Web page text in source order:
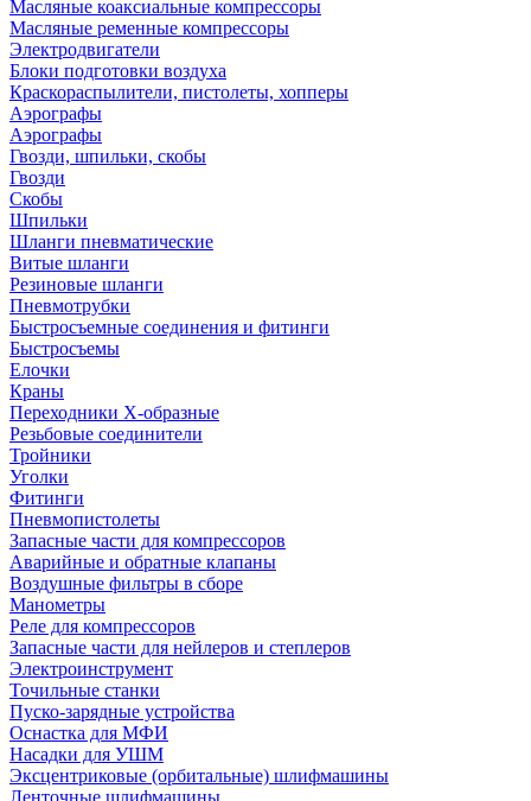
Масляные коаксиальные компрессоры
Масляные ременные компрессоры
Электродвигатели
Блоки подготовки воздуха
Краскораспылители, пистолеты, хопперы
Аэрографы
Аэрографы
Гвозди, шпильки, скобы
Гвозди
Скобы
Шпильки
Шланги пневматические
Витые шланги
Резиновые шланги
Пневмотрубки
Быстросъемные соединения и фитинги
Быстросъемы
Елочки
Краны
Переходники Х-образные
Резьбовые соединители
Тройники
Уголки
Фитинги
Пневмопистолеты
Запасные части для компрессоров
Аварийные и обратные клапаны
Воздушные фильтры в сборе
Манометры
Реле для компрессоров
Запасные части для нейлеров и степлеров
Электроинструмент
Точильные станки
Пуско-зарядные устройства
Оснастка для МФИ
Насадки для УШМ
Эксцентриковые (орбитальные) шлифмашины
Ленточные шлифмашины